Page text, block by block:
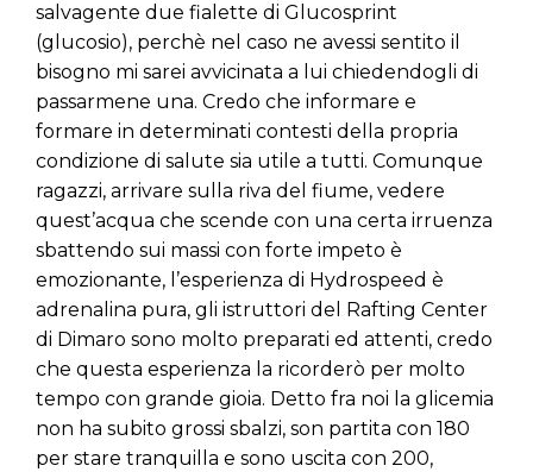
salvagente due fialette di Glucosprint
(glucosio), perchè nel caso ne avessi sentito il
bisogno mi sarei avvicinata a lui chiedendogli di
passarmene una. Credo che informare e
formare in determinati contesti della propria
condizione di salute sia utile a tutti. Comunque
ragazzi, arrivare sulla riva del fiume, vedere
quest’acqua che scende con una certa irruenza
sbattendo sui massi con forte impeto è
emozionante, l’esperienza di Hydrospeed è
adrenalina pura, gli istruttori del Rafting Center
di Dimaro sono molto preparati ed attenti, credo
che questa esperienza la ricorderò per molto
tempo con grande gioia. Detto fra noi la glicemia
non ha subito grossi sbalzi, son partita con 180
per stare tranquilla e sono uscita con 200,